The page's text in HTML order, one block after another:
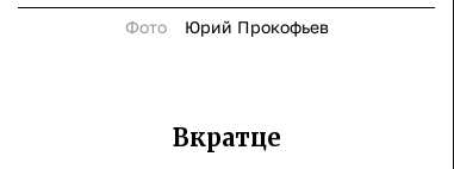
Фото
Юрий Прокофьев
Вкратце